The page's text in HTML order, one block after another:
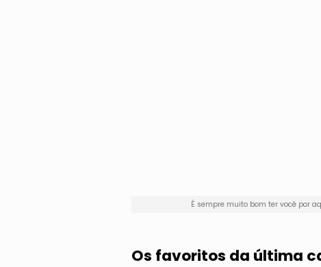
É sempre muito bom ter você por
Os favoritos da última